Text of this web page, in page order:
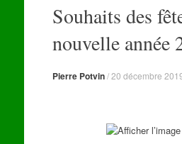
contenuSouhaits des
nouvelle année
Pierre Potvin/20 décembre